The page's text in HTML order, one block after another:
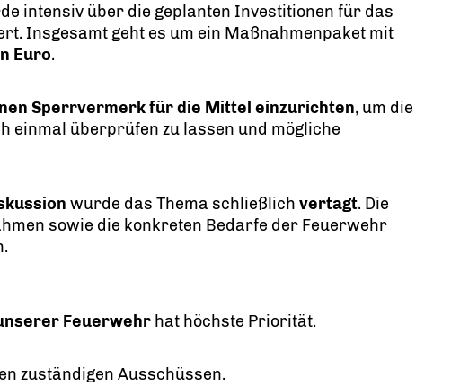
intensiv über die geplanten Investitionen für das
Insgesamt geht es um ein Maßnahmenpaket mit
Euro.
Sperrvermerk für die Mittel einzurichten, um die
einmal überprüfen zu lassen und mögliche
wurde das Thema schließlich vertagt. Die
sowie die konkreten Bedarfe der Feuerwehr
Feuerwehr hat höchste Priorität.
zuständigen Ausschüssen.